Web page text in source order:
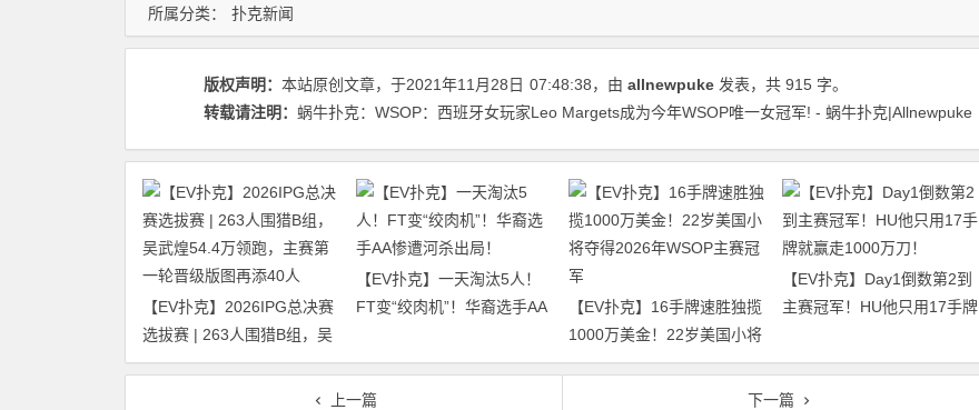
所属分类： 扑克新闻
版权声明： 本站原创文章，于2021年11月28日 07:48:38，由 allnewpuke 发表，共 915 字。
转载请注明： 蜗牛扑克：WSOP：西班牙女玩家Leo Margets成为今年WSOP唯一女冠军! - 蜗牛扑克|Allnewpuke
【EV扑克】2026IPG总决赛
选拔赛 | 263人围猎B组，吴
武煌54.4万领跑，主赛第一
【EV扑克】一天淘汰5人！
FT变“绞肉机”！华裔选手AA
【EV扑克】16手牌速胜独揽
1000万美金！22岁美国小将
夺得2026年WSOP主赛冠军
【EV扑克】Day1倒数第2到
主赛冠军！HU他只用17手牌
上一篇
下一篇